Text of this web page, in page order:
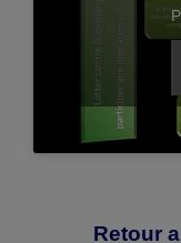
Retour